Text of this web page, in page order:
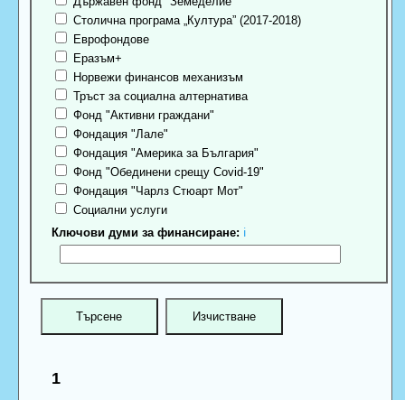
Столична програма „Култура” (2017-2018)
Еврофондове
Еразъм+
Норвежи финансов механизъм
Тръст за социална алтернатива
Фонд "Активни граждани"
Фондация "Лале"
Фондация "Америка за България"
Фонд "Обединени срещу Covid-19"
Фондация "Чарлз Стюарт Мот"
Социални услуги
Ключови думи за финансиране: ℹ
1